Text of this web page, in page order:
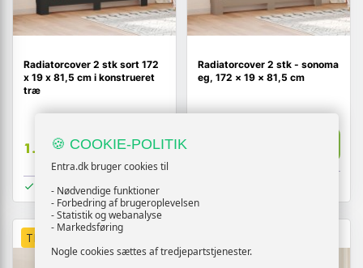
Radiatorcover 2 stk sort 172
x 19 x 81,5 cm i konstrueret
træ
1.919,- Vis
På lager
Radiatorcover 2 stk - sonoma
eg, 172 × 19 × 81,5 cm
TILBUD
🍪 COOKIE-POLITIK
Entra.dk bruger cookies til
- Nødvendige funktioner
- Forbedring af brugeroplevelsen
- Statistik og webanalyse
- Markedsføring
Nogle cookies sættes af tredjepartstjenester.